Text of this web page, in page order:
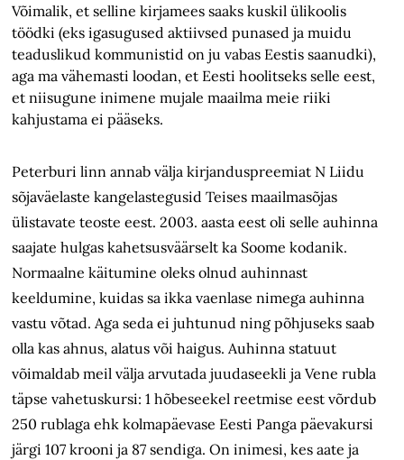
Võimalik, et selline kirjamees saaks kuskil ülikoolis
töödki (eks igasugused aktiivsed punased ja muidu
teaduslikud kommunistid on ju vabas Eestis saanudki),
aga ma vähemasti loodan, et Eesti hoolitseks selle eest,
et niisugune inimene mujale maailma meie riiki
kahjustama ei pääseks.
Peterburi linn annab välja kirjanduspreemiat N Liidu
sõjaväelaste kangelastegusid Teises maailmasõjas
ülistavate teoste eest. 2003. aasta eest oli selle auhinna
saajate hulgas kahetsusväärselt ka Soome kodanik.
Normaalne käitumine oleks olnud auhinnast
keeldumine, kuidas sa ikka vaenlase nimega auhinna
vastu võtad. Aga seda ei juhtunud ning põhjuseks saab
olla kas ahnus, alatus või haigus. Auhinna statuut
võimaldab meil välja arvutada juudaseekli ja Vene rubla
täpse vahetuskursi: 1 hõbeseekel reetmise eest võrdub
250 rublaga ehk kolmapäevase Eesti Panga päevakursi
järgi 107 krooni ja 87 sendiga. On inimesi, kes aate ja